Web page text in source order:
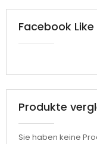
Facebook Like
Produkte
Sie haben keine